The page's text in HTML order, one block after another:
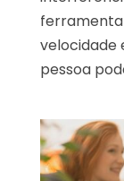
ferramenta
velocidade
pessoa